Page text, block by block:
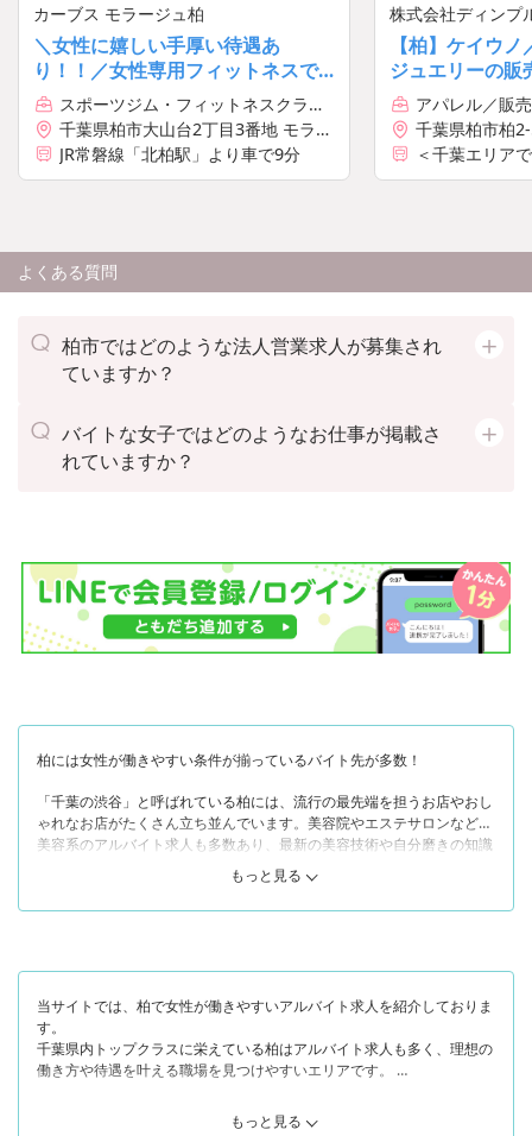
カーブス モラージュ柏
＼女性に嬉しい手厚い待遇あ
り！！／女性専用フィットネスで
の接客スタッフ大募集◎研修＆サ
ポート体制あり
スポーツジム・フィットネスクラブ
／講師・インストラクター
千葉県柏市大山台2丁目3番地 モラー
ジュ柏2F
JR常磐線「北柏駅」より車で9分
株式会社ディンプ
社）
【柏】ケイウ
ジュエリーの
ノルマ無＊雰
アパレル／販
千葉県柏市柏
＜千葉エリア
勤務地例）
よくある質問
柏市ではどのような法人営業求人が募集され
ていますか？
バイトな女子ではどのようなお仕事が掲載さ
れていますか？
柏には女性が働きやすい条件が揃っているバイト先が多数！
「千葉の渋谷」と呼ばれている柏には、流行の最先端を担うお店やおし
ゃれなお店がたくさん立ち並んでいます。美容院やエステサロンなどの
美容系のアルバイト求人も多数あり、最新の美容技術や自分磨きの知識
そんな柏は、エリアによって特徴がガラッと変わります。
まず柏駅「東口」は駅のメイン出口であり、大型商業施設や商店街など
そして柏駅「西口」「南口」はレトロなカフェや飲食店といった個人店
着いた印象です。
「南柏駅」付近は柏駅周辺の次に栄えていますが、閑静な住宅街や公園
も多く、都会と田舎のよさをどちらも兼ね備えている場所といえます。
たくさんのお店がある柏なら「明るい場所で賑やかにアルバイトした
もっと見る
当サイトでは、柏で女性が働きやすいアルバイト求人を紹介しておりま
す。
千葉県内トップクラスに栄えている柏はアルバイト求人も多く、理想の
働き方や待遇を叶える職場を見つけやすいエリアです。
たとえば、美容院やネイルサロン、アイリッシュサロンでは、ハイレベ
もっと見る